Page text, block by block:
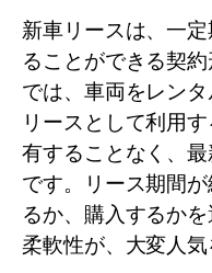
新車リースは、一
ることができる契
では、車両をレン
リースとして利用
有することなく、
です。リース期間
るか、購入するか
柔軟性が、大変人気